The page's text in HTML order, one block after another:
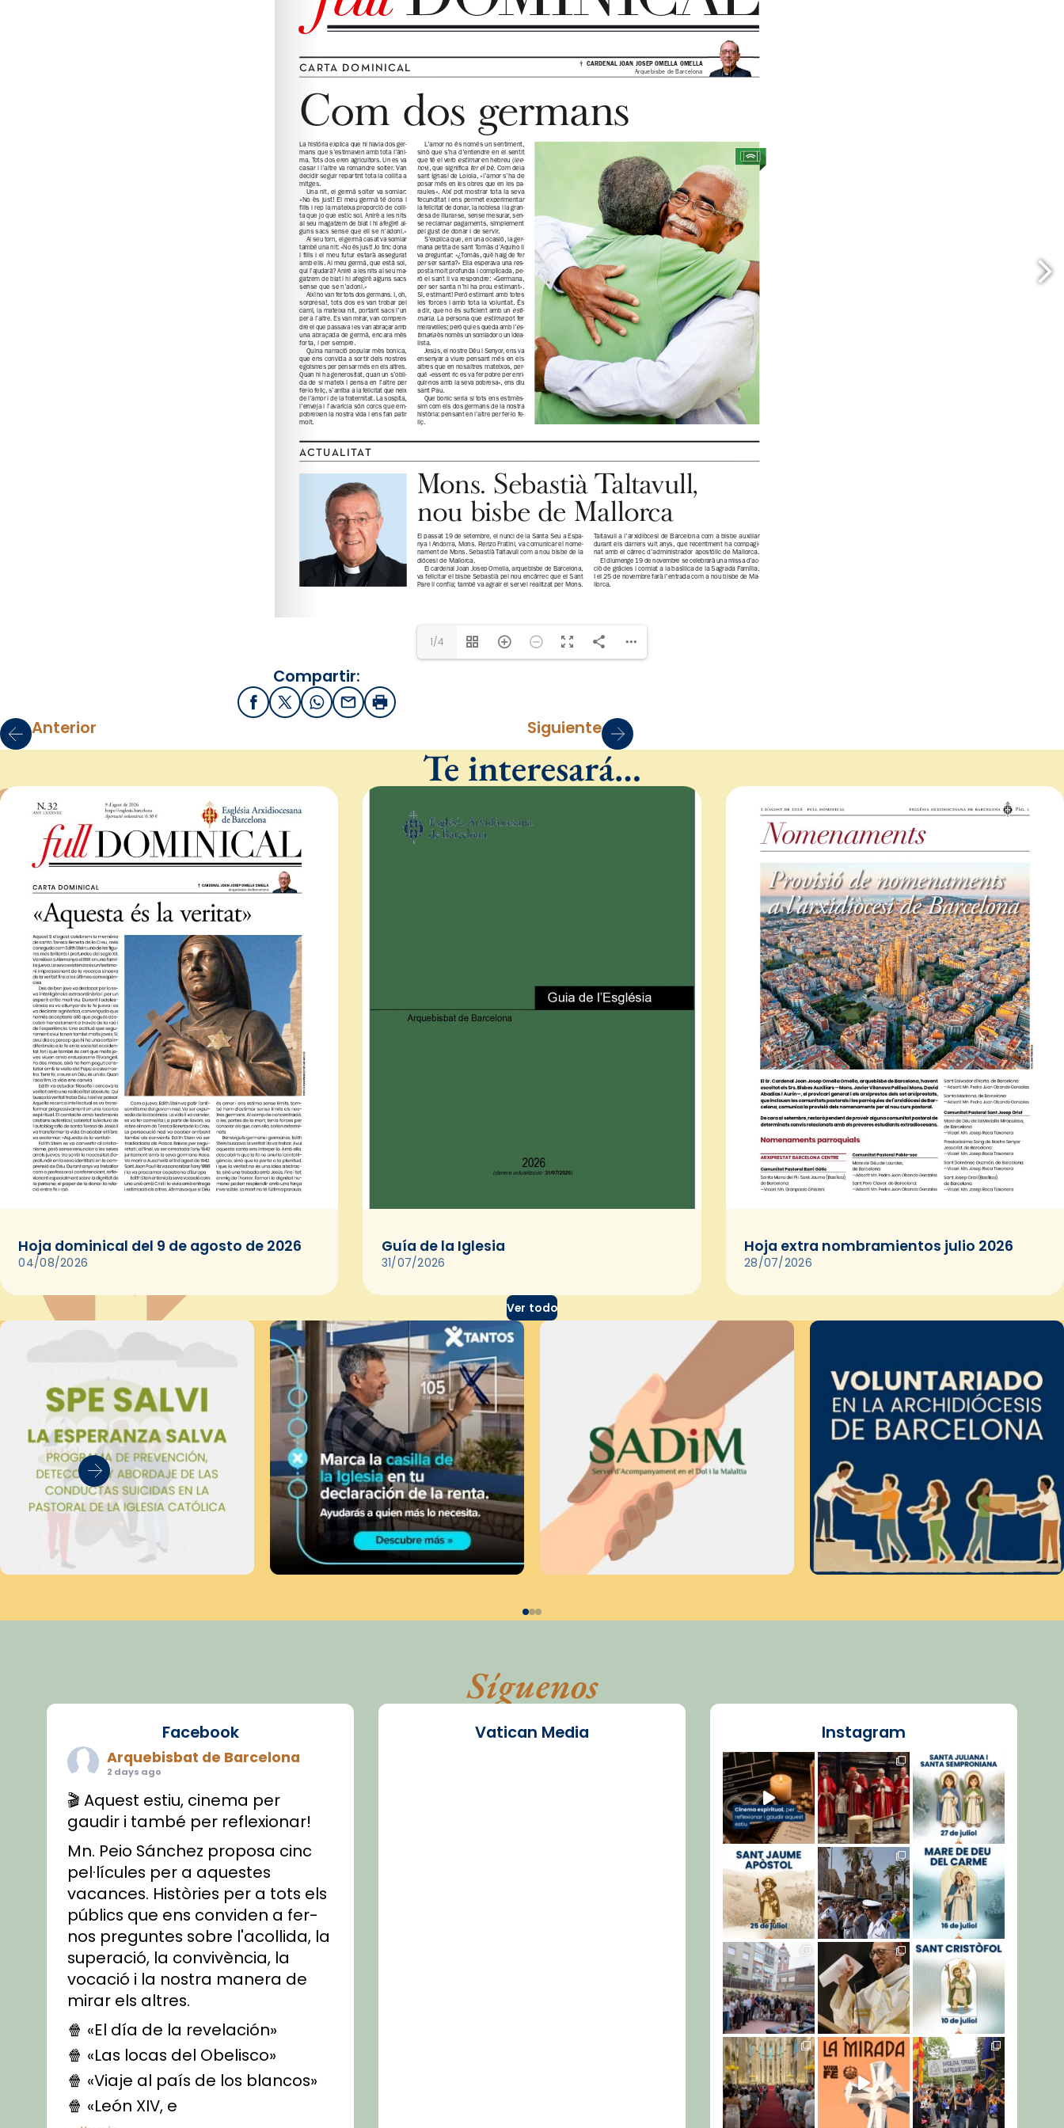
1/4
Compartir:
FacebookX / Twitter
WhatsApp
EmailImprimir
Anterior Siguiente
Te interesará…
Hoja dominical del 9 de agosto de 2026
04/08/2026
Guía de la Iglesia
31/07/2026
Hoja extra nombramientos julio 2026
28/07/2026
Ver todo
Síguenos
Facebook
Arquebisbat de Barcelona
2 days ago
🎬 Aquest estiu, cinema per
gaudir i també per reflexionar!
Mn. Peio Sánchez proposa cinc
pel·lícules per a aquestes
vacances. Històries per a tots els
públics que ens conviden a fer-
nos preguntes sobre l'acollida, la
superació, la convivència, la
vocació i la nostra manera de
mirar els altres.
🍿 «El día de la revelación»
🍿 «Las locas del Obelisco»
🍿 «Viaje al país de los blancos»
🍿 «León XIV, e
Vatican Media Instagram